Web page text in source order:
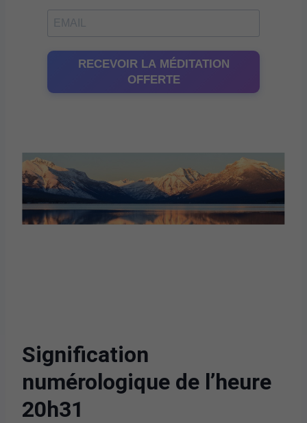
RECEVOIR LA MÉDITATION
OFFERTE
Signification
numérologique de l’heure
20h31